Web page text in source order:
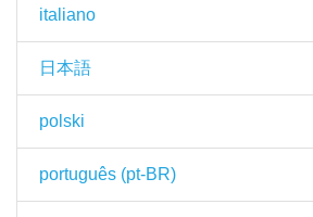
italiano
日本語
polski
português (pt-BR)